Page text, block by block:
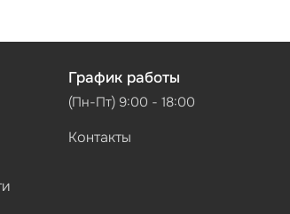
График работы
(Пн-Пт) 9:00 - 18:00
Контакты